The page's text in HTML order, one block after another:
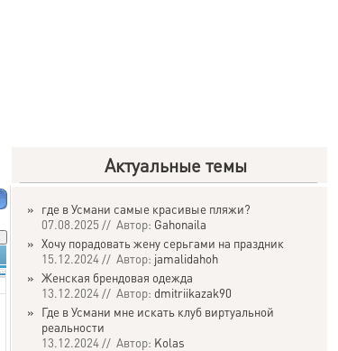
Актуальные темы
» где в Усмани самые красивые пляжи?
07.08.2025 // Автор: Gahonaila
» Хочу порадовать жену серьгами на праздник
15.12.2024 // Автор: jamalidahoh
» Женская брендовая одежда
13.12.2024 // Автор: dmitriikazak90
» Где в Усмани мне искать клуб виртуальной
реальности
13.12.2024 // Автор: Kolas